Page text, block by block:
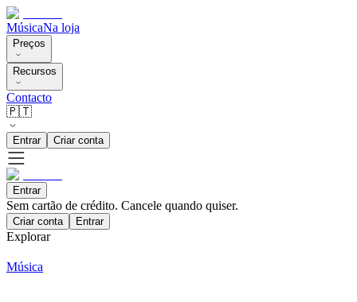
MúsicaNa loja
Preços
Recursos
Contacto
🇵🇹
Entrar Criar conta
Entrar
Sem cartão de crédito. Cancele quando quiser.
Criar conta Entrar
Explorar
Música